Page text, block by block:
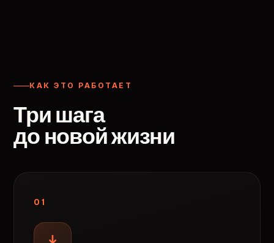
КАК ЭТО РАБОТАЕТ
Три шага
до новой жизни
01